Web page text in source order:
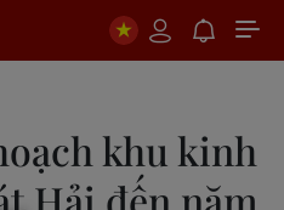
khu kinh